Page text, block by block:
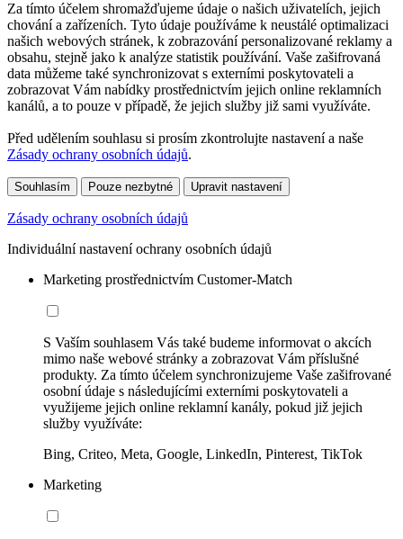
Za tímto účelem shromažďujeme údaje o našich uživatelích, jejich
chování a zařízeních. Tyto údaje používáme k neustálé optimalizaci
našich webových stránek, k zobrazování personalizované reklamy a
obsahu, stejně jako k analýze statistik používání. Vaše zašifrovaná
data můžeme také synchronizovat s externími poskytovateli a
zobrazovat Vám nabídky prostřednictvím jejich online reklamních
kanálů, a to pouze v případě, že jejich služby již sami využíváte.
Před udělením souhlasu si prosím zkontrolujte nastavení a naše
Zásady ochrany osobních údajů.
Souhlasím Pouze nezbytné Upravit nastavení
Zásady ochrany osobních údajů
Individuální nastavení ochrany osobních údajů
Marketing prostřednictvím Customer-Match
S Vaším souhlasem Vás také budeme informovat o akcích
mimo naše webové stránky a zobrazovat Vám příslušné
produkty. Za tímto účelem synchronizujeme Vaše zašifrované
osobní údaje s následujícími externími poskytovateli a
využijeme jejich online reklamní kanály, pokud již jejich
služby využíváte:
Bing, Criteo, Meta, Google, LinkedIn, Pinterest, TikTok
Marketing